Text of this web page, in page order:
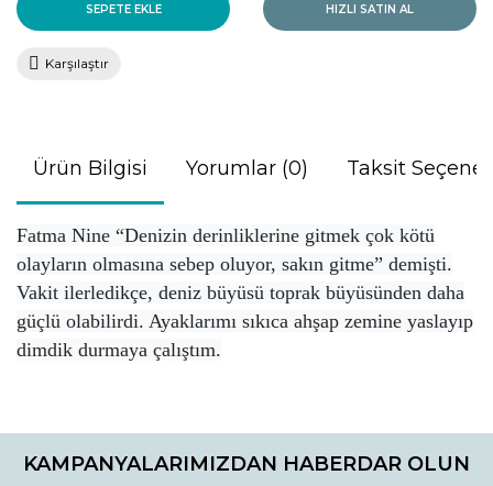
SEPETE EKLE HIZLI SATIN AL
Karşılaştır
Ürün Bilgisi Yorumlar (0) Taksit
Fatma Nine “Denizin derinliklerine gitmek çok kötü
olayların olmasına sebep oluyor, sakın gitme” demişti.
Vakit ilerledikçe, deniz büyüsü toprak büyüsünden daha
güçlü olabilirdi. Ayaklarımı sıkıca ahşap zemine yaslayıp
dimdik durmaya çalıştım.
konularda yetersiz gördüğünüz noktaları öneri formunu
Görüş ve önerileriniz için teşekkür ederiz.
KAMPANYALARIMIZDAN HABERDAR OLUN